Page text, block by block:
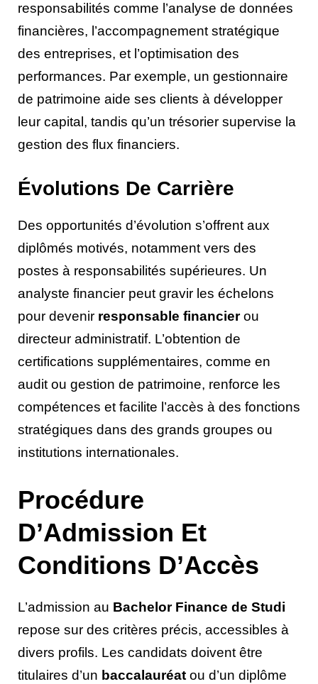
responsabilités comme l’analyse de données
financières, l’accompagnement stratégique
des entreprises, et l’optimisation des
performances. Par exemple, un gestionnaire
de patrimoine aide ses clients à développer
leur capital, tandis qu’un trésorier supervise la
gestion des flux financiers.
Évolutions De Carrière
Des opportunités d’évolution s’offrent aux
diplômés motivés, notamment vers des
postes à responsabilités supérieures. Un
analyste financier peut gravir les échelons
pour devenir responsable financierou
directeur administratif. L’obtention de
certifications supplémentaires, comme en
audit ou gestion de patrimoine, renforce les
compétences et facilite l’accès à des fonctions
stratégiques dans des grands groupes ou
institutions internationales.
Procédure
D’Admission Et
Conditions D’Accès
L’admission au Bachelor Finance de Studi
repose sur des critères précis, accessibles à
divers profils. Les candidats doivent être
titulaires d’un baccalauréat ou d’un diplôme